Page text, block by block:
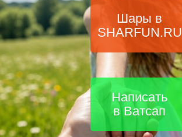
Шары в
SHARFUN.RU
Написать
в Ватсап